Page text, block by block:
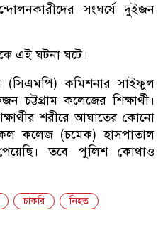
সংঘর্ষে দুইজন
এই ঘটনা ঘটে।
(সিএমপি) কমিশনার সাইফুল
কলেজের শিক্ষার্থী।
শরীরে আঘাতের কোনো
কলেজ (চমেক) হাসপাতাল
তবে পুলিশ কোথাও
চাকরি
নিহত